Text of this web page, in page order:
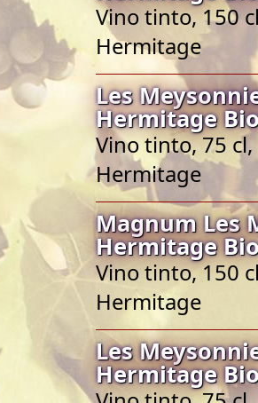
Vino tinto, 150
Hermitage
Les
Hermitage
Vino tinto, 75 cl,
Hermitage
Magnum Les
Hermitage
Vino tinto, 150
Hermitage
Les
Hermitage